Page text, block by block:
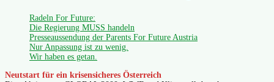
Radeln For Future:
Die Regierung MUSS handeln
Presseaussendung der Parents For Future Austria
Nur Anpassung ist zu wenig.
Wir haben es getan.
Neutstart für ein krisensicheres Österreich